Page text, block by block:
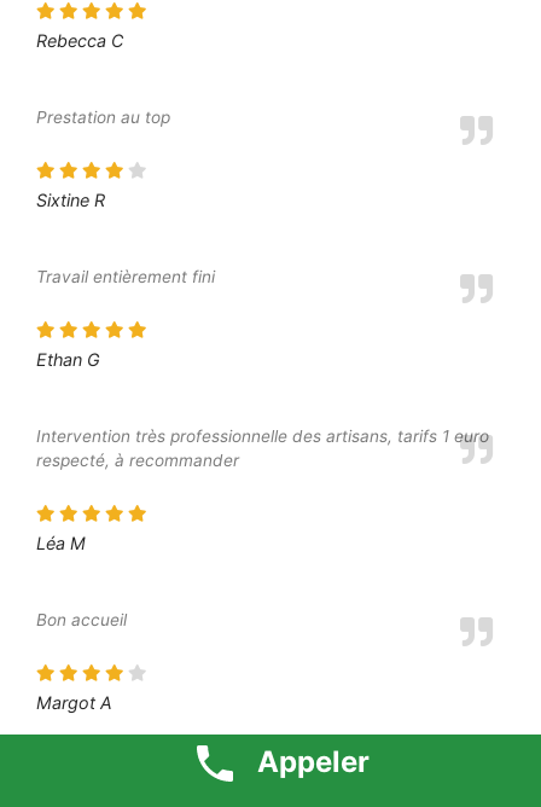
Rebecca C
Prestation au top
Sixtine R
Travail entièrement fini
Ethan G
Intervention très professionnelle des artisans, tarifs 1 euro
respecté, à recommander
Léa M
Bon accueil
Margot A
Appeler